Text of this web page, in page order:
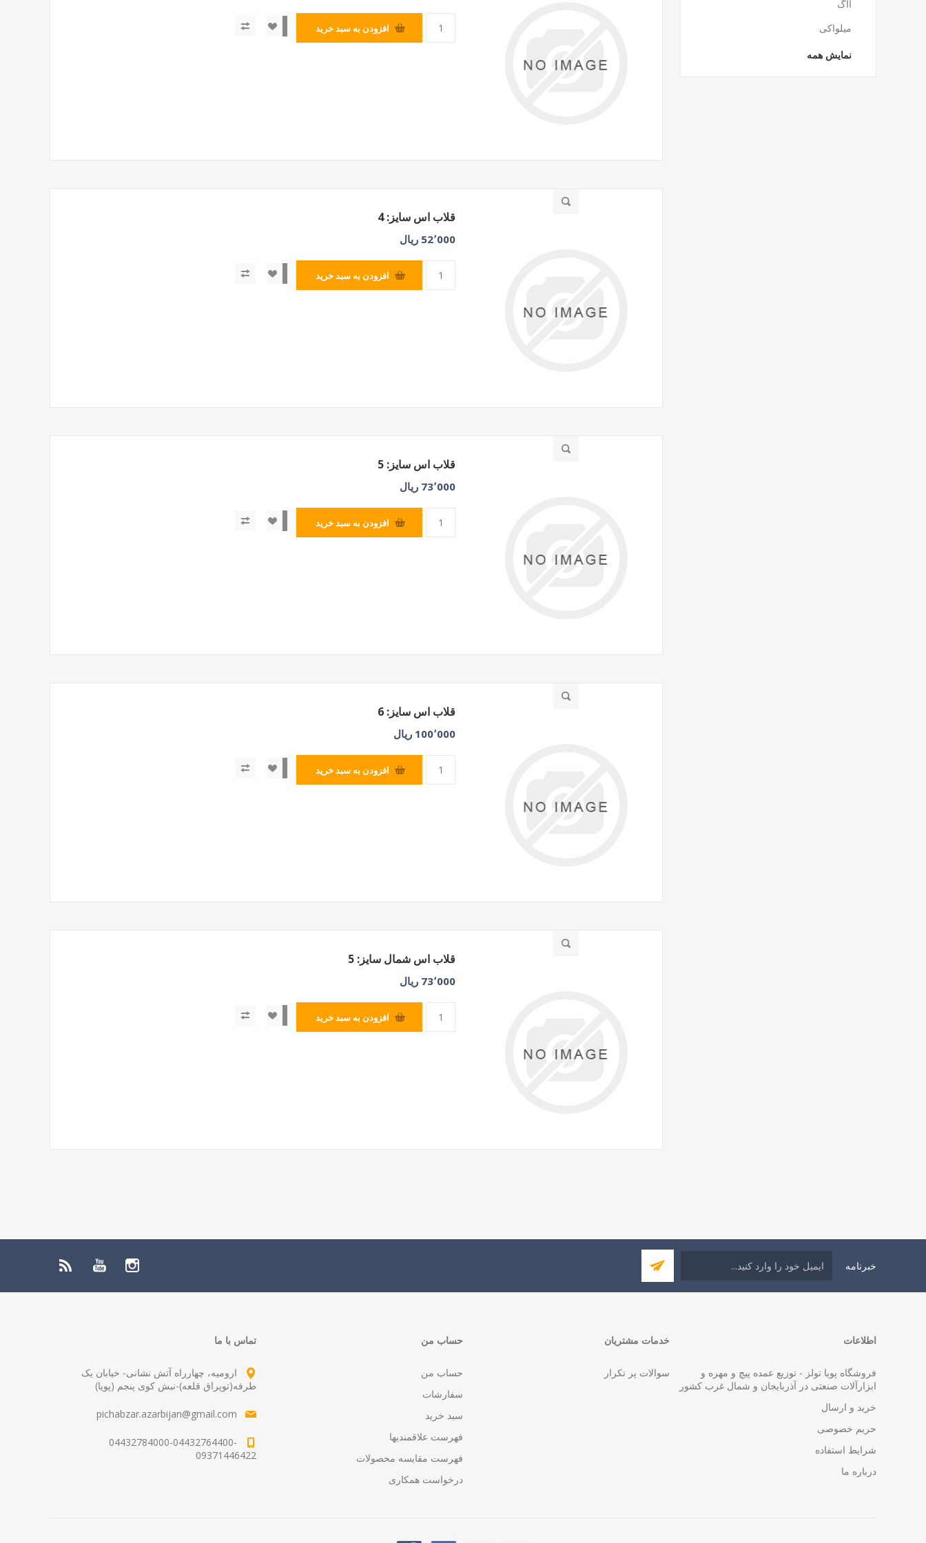
افزودن به سبد خرید
قلاب اس سایز: 4
52٬000 ریال
افزودن به سبد خرید
قلاب اس سایز: 5
73٬000 ریال
افزودن به سبد خرید
قلاب اس سایز: 6
100٬000 ریال
افزودن به سبد خرید
قلاب اس شمال سایز: 5
73٬000 ریال
افزودن به سبد خرید
آاگ
میلواکی
نمایش همه
خبرنامه
اطلاعات
فروشگاه پویا تولز - توزیع عمده پیچ و مهره و
ابزارآلات صنعتی در آذربایجان و شمال غرب کشور
خرید و ارسال
حریم خصوصی
شرایط استفاده
درباره ما
خدمات مشتریان
سوالات پر تکرار
حساب من
حساب من
سفارشات
سبد خرید
فهرست علاقمندیها
فهرست مقایسه محصولات
درخواست همکاری
تماس با ما
ارومیه، چهارراه آتش نشانی- خیابان یک
طرفه(توپراق قلعه)-نبش کوی پنجم (پویا)
pichabzar.azarbijan@gmail.com
04432784000-04432764400-
09371446422